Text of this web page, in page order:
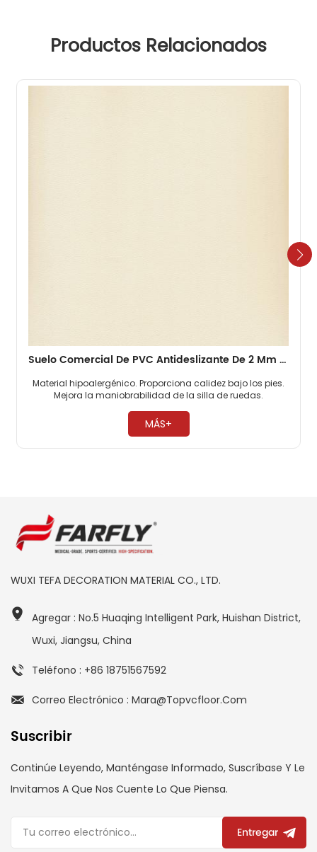
Productos Relacionados
Suelo Comercial De PVC Antideslizante De 2 Mm Para Oficinas
Material hipoalergénico. Proporciona calidez bajo los pies.
Mejora la maniobrabilidad de la silla de ruedas. ​
MÁS+
WUXI TEFA DECORATION MATERIAL CO., LTD.
Agregar : No.5 Huaqing Intelligent Park, Huishan District,
Wuxi, Jiangsu, China
Teléfono : +86 18751567592
Correo Electrónico : Mara@topvcfloor.com
Suscribir
Continúe Leyendo, Manténgase Informado, Suscríbase Y Le
Invitamos A Que Nos Cuente Lo Que Piensa.
Entregar